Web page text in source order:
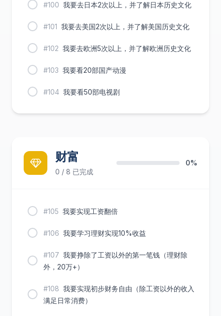
#100 我要去日本2次以上，并了解日本历史文化
#101 我要去美国2次以上，并了解美国历史文化
#102 我要去欧洲5次以上，并了解欧洲历史文化
#103 我要看20部国产动漫
#104 我要看50部电视剧
财富
0 / 8 已完成
0%
#105 我要实现工资翻倍
#106 我要学习理财实现10%收益
#107 我要挣除了工资以外的第一笔钱（理财除
外，20万+）
#108 我要实现初步财务自由（除工资以外的收入
满足日常消费）